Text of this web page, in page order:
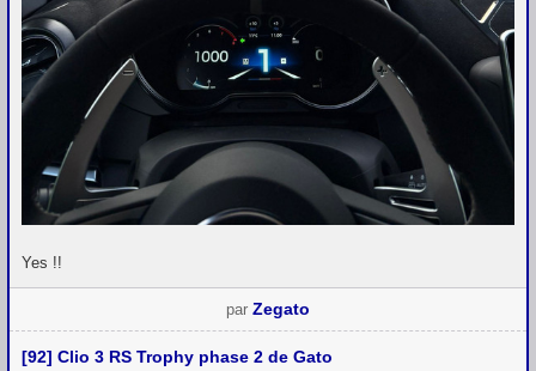
Yes !!
par Zegato
[92] Clio 3 RS Trophy phase 2 de Gato